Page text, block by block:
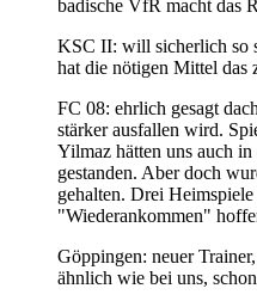
badische VfR macht das
KSC II: will sicherlich so
hat die nötigen Mittel das
FC 08: ehrlich gesagt
stärker ausfallen wird.
Yilmaz hätten uns auch
gestanden. Aber doch
gehalten. Drei
"Wiederankommen"
Göppingen: neuer
ähnlich wie bei uns,